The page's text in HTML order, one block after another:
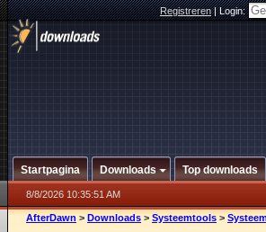
Registreren|Login:
Startpagina Downloads Top downloads
8/8/2026 10:35:51 AM
AfterDawn > Downloads > Systeemtools >